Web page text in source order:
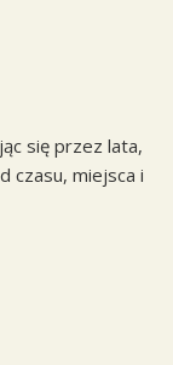
się przez lata,
czasu, miejsca i